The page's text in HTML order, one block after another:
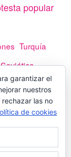
popular
Turquía
garantizar el
nuestros
las no
de cookies